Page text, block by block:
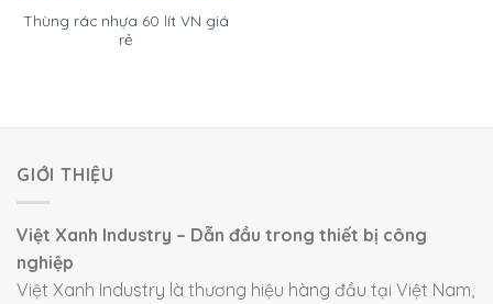
Thùng rác nhựa 60 lít VN giá
rẻ
GIỚI THIỆU
Việt Xanh Industry – Dẫn đầu trong thiết bị công
nghiệp
Việt Xanh Industry là thương hiệu hàng đầu tại Việt Nam,